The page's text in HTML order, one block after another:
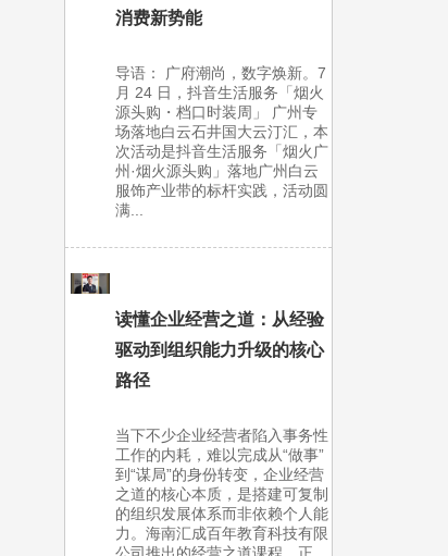
消费新势能
导语： 广府潮尚，数字焕新。7
月 24 日，抖音生活服务「烟火
源头购・档口时装周」 广州专
场落地白云石井国大云汀汇，本
次活动是抖音生活服务「烟火广
州·烟火源头购」落地广州白云
服饰产业带的标杆实践，活动圆
满...
读懂企业经营之道：从经验
驱动到组织能力升级的核心
路径
当下不少企业经营者陷入事务性
工作的内耗，难以完成从“做事”
到“谋局”的身份转变，企业经营
之道的核心本质，是搭建可复制
的组织发展体系而非依赖个人能
力。海南汇成百年教育科技有限